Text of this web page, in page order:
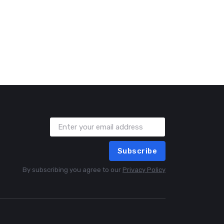
Subscribe
By subscribing you agree to our Privacy Policy